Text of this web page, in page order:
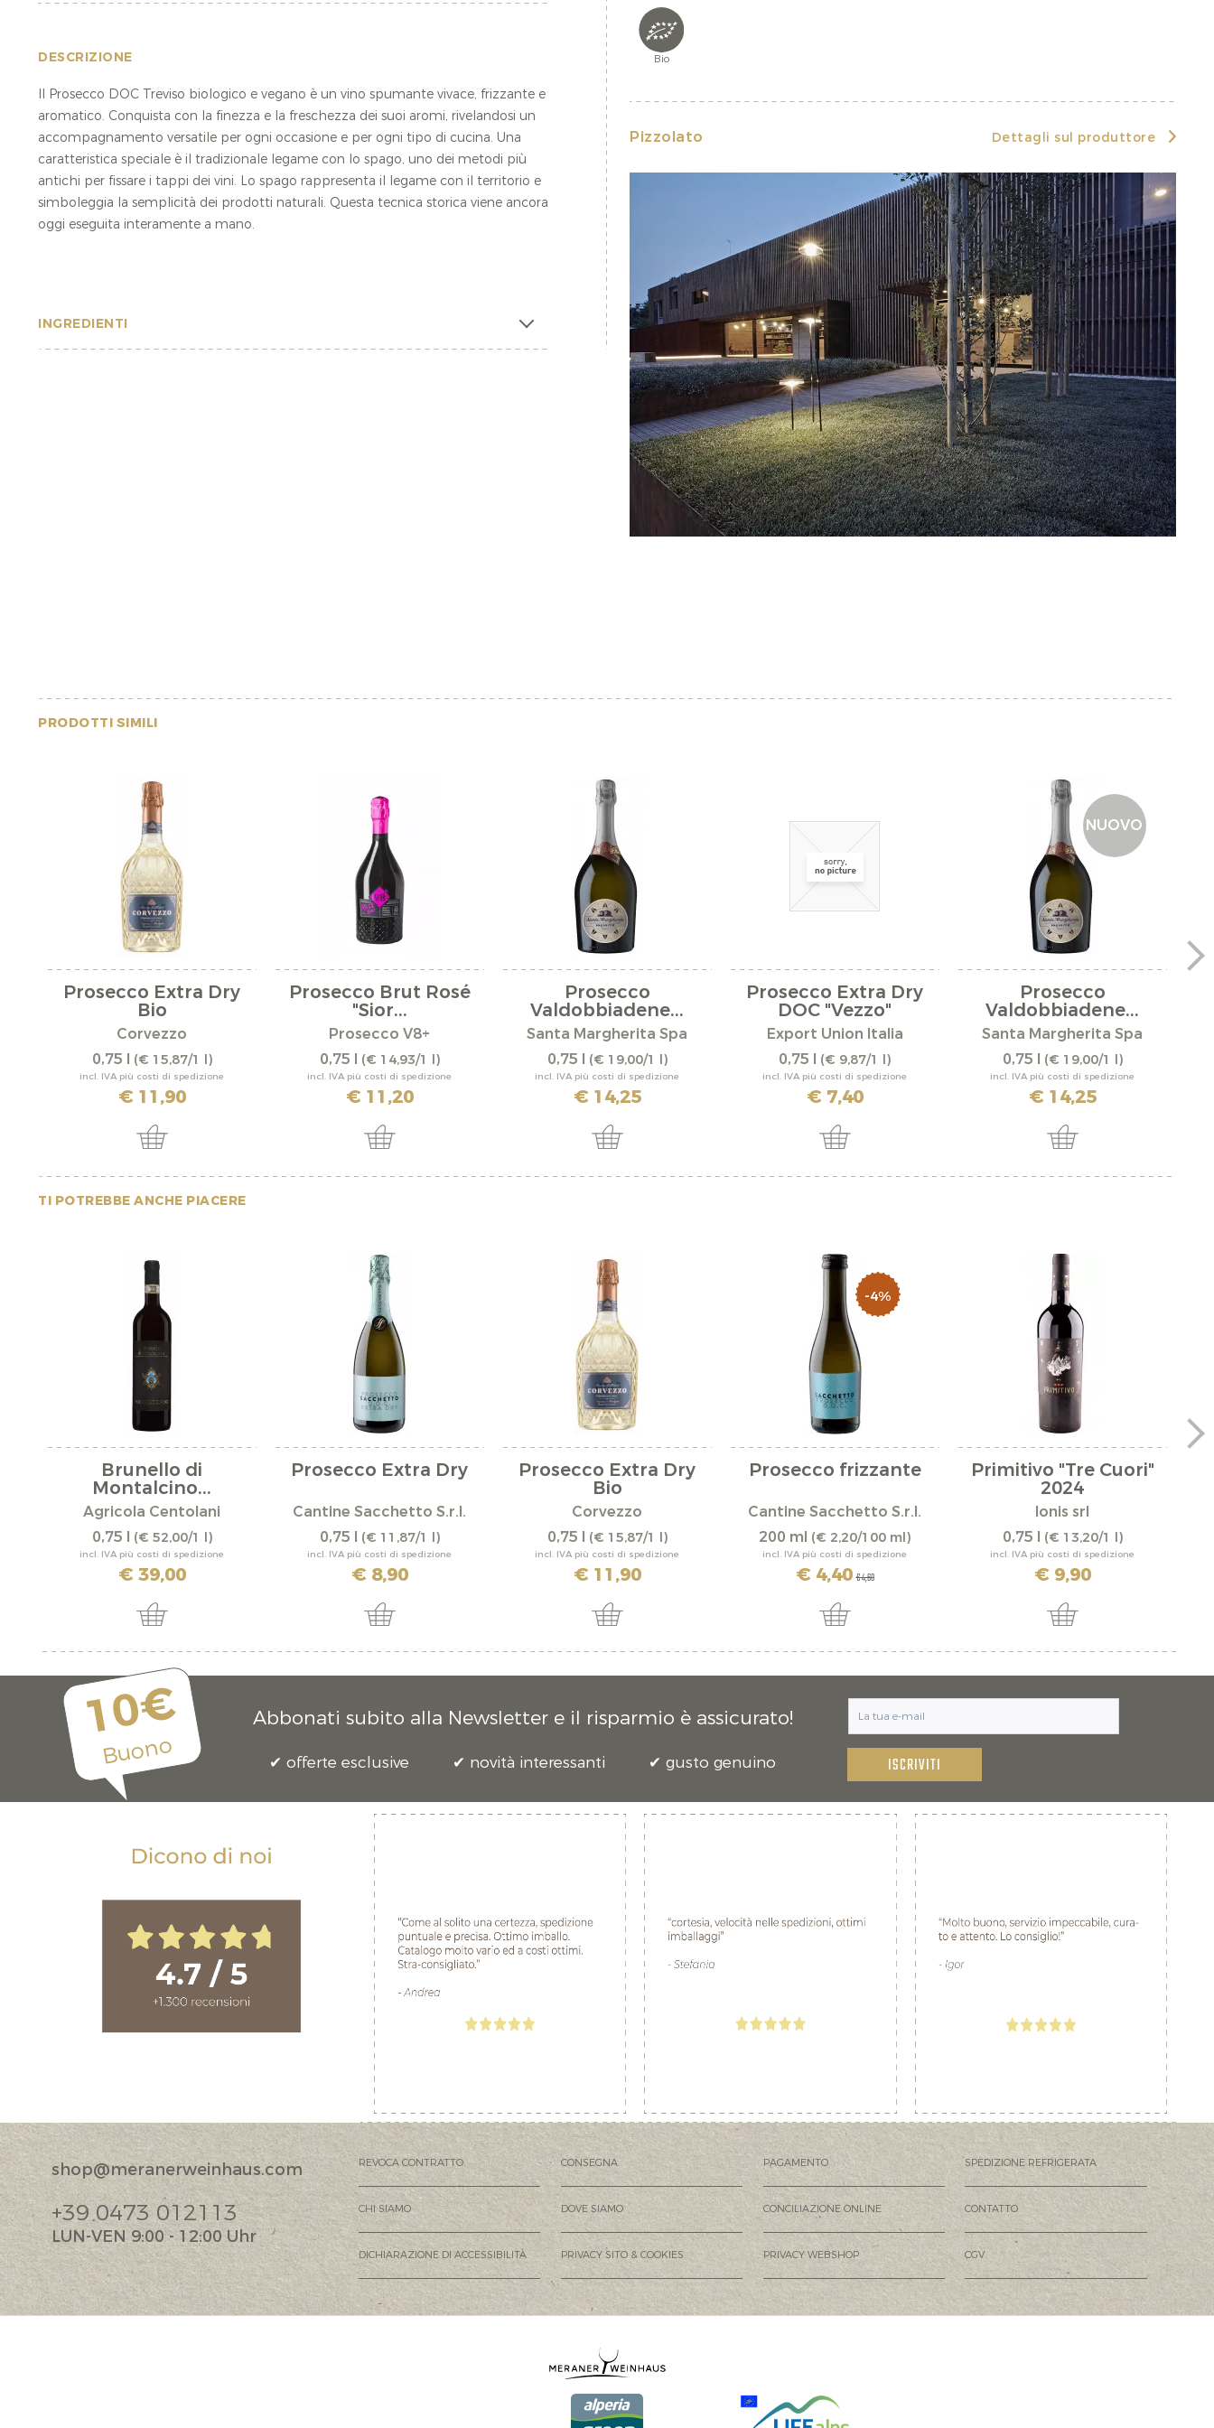
DESCRIZIONE
Il Prosecco DOC Treviso biologico e vegano è un vino spumante vivace, frizzante e
aromatico. Conquista con la finezza e la freschezza dei suoi aromi, rivelandosi un
accompagnamento versatile per ogni occasione e per ogni tipo di cucina. Una
caratteristica speciale è il tradizionale legame con lo spago, uno dei metodi più
antichi per fissare i tappi dei vini. Lo spago rappresenta il legame con il territorio e
simboleggia la semplicità dei prodotti naturali. Questa tecnica storica viene ancora
oggi eseguita interamente a mano.
INGREDIENTI
Bio
Pizzolato Dettagli sul produttore
PRODOTTI SIMILI
Prosecco Extra Dry
Bio
Corvezzo
0,75 l (€ 15,87/1 l)
incl. IVA più costi di spedizione
€ 11,90
Prosecco Brut Rosé
"Sior...
Prosecco V8+
0,75 l (€ 14,93/1 l)
incl. IVA più costi di spedizione
€ 11,20
Prosecco
Valdobbiadene...
Santa Margherita Spa
0,75 l (€ 19,00/1 l)
incl. IVA più costi di spedizione
€ 14,25
Prosecco Extra Dry
DOC "Vezzo"
Export Union Italia
0,75 l (€ 9,87/1 l)
incl. IVA più costi di spedizione
€ 7,40
NUOVO
Prosecco
Valdobbiadene...
Santa Margherita Spa
0,75 l (€ 19,00/1 l)
incl. IVA più costi di spedizione
€ 14,25
TI POTREBBE ANCHE PIACERE
Brunello di
Montalcino...
Agricola Centolani
0,75 l (€ 52,00/1 l)
incl. IVA più costi di spedizione
€ 39,00
Prosecco Extra Dry
Cantine Sacchetto S.r.l.
0,75 l (€ 11,87/1 l)
incl. IVA più costi di spedizione
€ 8,90
Prosecco Extra Dry
Bio
Corvezzo
0,75 l (€ 15,87/1 l)
incl. IVA più costi di spedizione
€ 11,90
-4%
Prosecco frizzante
Cantine Sacchetto S.r.l.
200 ml (€ 2,20/100 ml)
incl. IVA più costi di spedizione
€ 4,40 € 4,60
Primitivo "Tre Cuori"
2024
Ionis srl
0,75 l (€ 13,20/1 l)
incl. IVA più costi di spedizione
€ 9,90
10€
Buono
Abbonati subito alla Newsletter e il risparmio è assicurato!
offerte esclusive novità interessanti gusto genuino ISCRIVITI
shop@meranerweinhaus.com
+39 0473 012113
LUN-VEN 9:00 - 12:00 Uhr
REVOCA CONTRATTO CONSEGNA PAGAMENTO SPEDIZIONE REFRIGERATA
CHI SIAMO DOVE SIAMO CONCILIAZIONE ONLINE CONTATTO
DICHIARAZIONE DI ACCESSIBILITÀ PRIVACY SITO & COOKIES PRIVACY WEBSHOP CGV